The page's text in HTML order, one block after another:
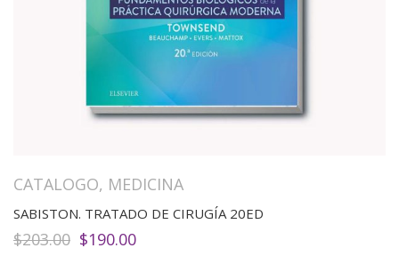
CATALOGO, MEDICINA
SABISTON. TRATADO DE CIRUGÍA 20ED
$203.00 El
$190.00El